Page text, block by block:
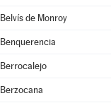
Belvís de Monroy
Benquerencia
Berrocalejo
Berzocana